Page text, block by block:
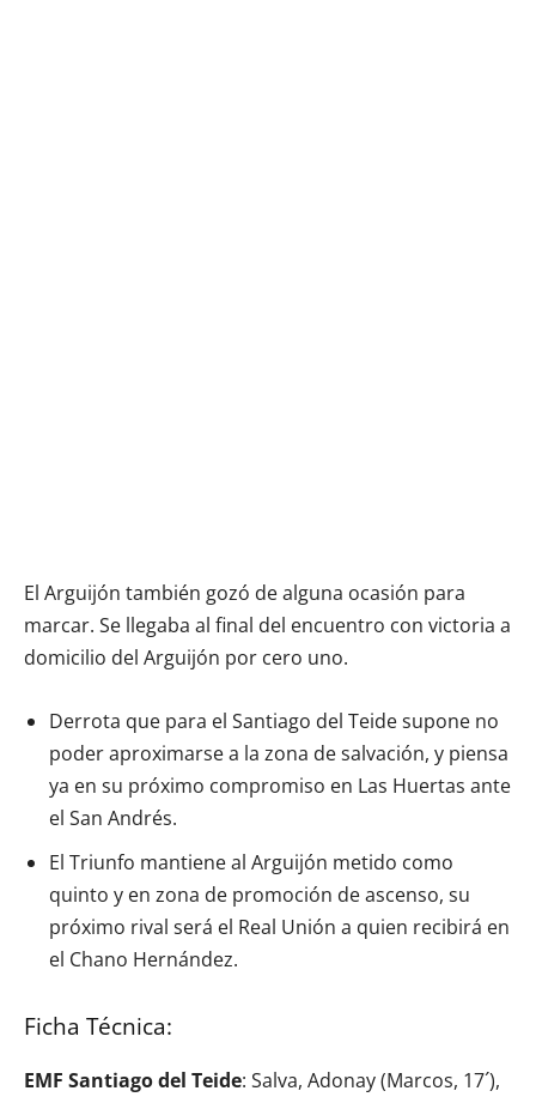
El Arguijón también gozó de alguna ocasión para
marcar. Se llegaba al final del encuentro con victoria a
domicilio del Arguijón por cero uno.
Derrota que para el Santiago del Teide supone no
poder aproximarse a la zona de salvación, y piensa
ya en su próximo compromiso en Las Huertas ante
el San Andrés.
El Triunfo mantiene al Arguijón metido como
quinto y en zona de promoción de ascenso, su
próximo rival será el Real Unión a quien recibirá en
el Chano Hernández.
Ficha Técnica:
EMF Santiago del Teide: Salva, Adonay (Marcos, 17´),